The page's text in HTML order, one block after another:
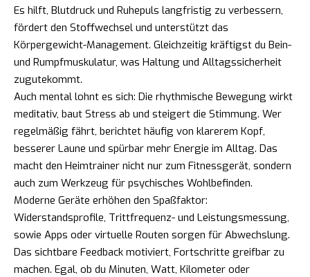
Es hilft, Blutdruck und Ruhepuls langfristig zu verbessern,
fördert den Stoffwechsel und unterstützt das
Körpergewicht-Management. Gleichzeitig kräftigst du Bein-
und Rumpfmuskulatur, was Haltung und Alltagssicherheit
zugutekommt.
Auch mental lohnt es sich: Die rhythmische Bewegung wirkt
meditativ, baut Stress ab und steigert die Stimmung. Wer
regelmäßig fährt, berichtet häufig von klarerem Kopf,
besserer Laune und spürbar mehr Energie im Alltag. Das
macht den Heimtrainer nicht nur zum Fitnessgerät, sondern
auch zum Werkzeug für psychisches Wohlbefinden.
Moderne Geräte erhöhen den Spaßfaktor:
Widerstandsprofile, Trittfrequenz- und Leistungsmessung,
sowie Apps oder virtuelle Routen sorgen für Abwechslung.
Das sichtbare Feedback motiviert, Fortschritte greifbar zu
machen. Egal, ob du Minuten, Watt, Kilometer oder